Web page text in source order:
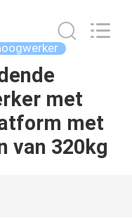
met
met
van 320kg